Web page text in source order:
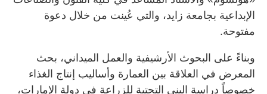
الإبداعية بجامعة زايد، والتي عُينت من خلال دعوة
مفتوحة.
وبناءً على البحوث الأرشيفية والعمل الميداني، بحث
المعرض في العلاقة بين العمارة وأساليب إنتاج الغذاء
خصوصاً دراسة البنى التحتية للزراعة في دولة الإمارات،